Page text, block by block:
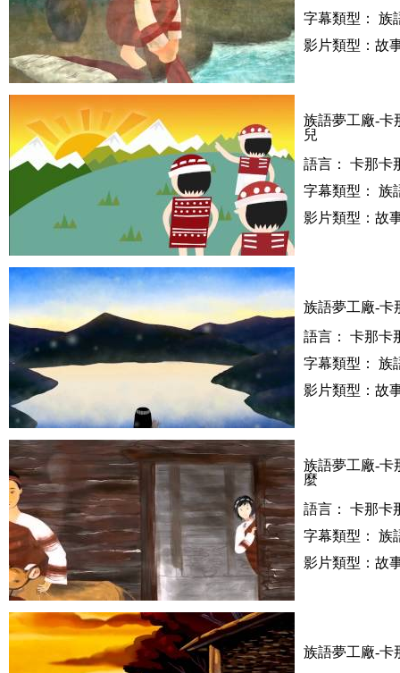
字幕類型： 族
影片類型：故
族語夢工廠-卡
兒
語言： 卡那卡
字幕類型： 族
影片類型：故
族語夢工廠-卡
語言： 卡那卡
字幕類型： 族
影片類型：故
族語夢工廠-卡
麼
語言： 卡那卡
字幕類型： 族
影片類型：故
族語夢工廠-卡